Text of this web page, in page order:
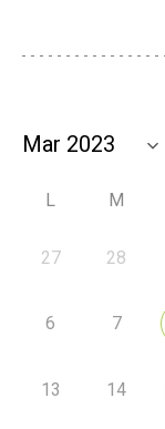
L M
27 28
6 7
13 14